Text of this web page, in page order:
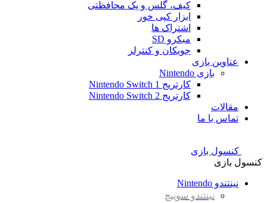
کیف، گلس و پک محافظتی
ابزار کپی خور
اشتراک ها
میکرو SD
جویکان و کنترلر
عناوین بازی
بازی Nintendo
کارتریج Nintendo Switch 1
کارتریج Nintendo Switch 2
مقالات
تماس با ما
کنسول بازی
کنسول بازی
نینتندو Nintendo
نینتندو سوییچ